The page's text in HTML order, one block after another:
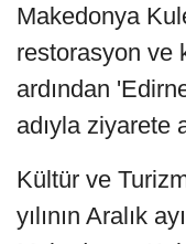
Makedonya
restorasyon ve
ardından
adıyla ziyarete
Kültür ve
yılının Aralık